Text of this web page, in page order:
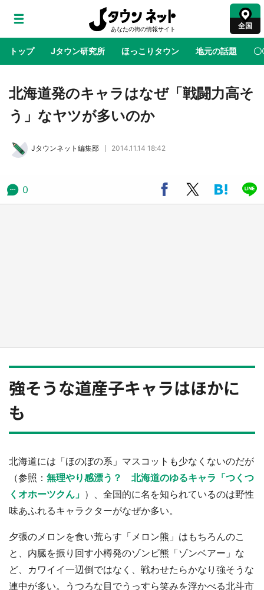
全国
トップ Jタウン研究所 ほっこりタウン 地元の話題 〇
地域×二次元 絶景 あの時はありがとう 物語がはじ
太郎グッズ買える 銀座・博品館TOY PARKへ
ラプラス・ダークネスが栃木県を征服！？ 県
公式プロモ動画で「聖地」が生産されてます
北海道発のキャラはなぜ「戦闘力高そ
う」なヤツが多いのか
Jタウンネット編集部 2014.11.14 18:42
0
強そうな道産子キャラはほかに
も
北海道には「ほのぼの系」マスコットも少なくないのだが
（参照： 無理やり感漂う？ 北海道のゆるキャラ「つくつ
くオホーツクん」 ）、全国的に名を知られているのは野性
味あふれるキャラクターがなぜか多い。
夕張のメロンを食い荒らす「メロン熊」はもちろんのこ
と、内臓を振り回す小樽発のゾンビ熊「ゾンベアー」な
ど、カワイイ一辺倒ではなく、戦わせたらかなり強そうな
連中が多い。うつろな目でうっすら笑みを浮かべる北斗市